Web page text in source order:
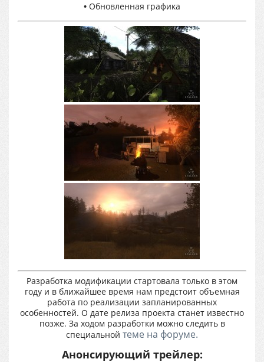
• Обновленная графика
Разработка модификации стартовала только в этом
году и в ближайшее время нам предстоит объемная
работа по реализации запланированных
особенностей. О дате релиза проекта станет известно
позже. За ходом разработки можно следить в
специальной теме на форуме.
Анонсирующий трейлер: